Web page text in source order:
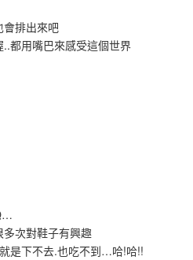
會排出來吧
都用嘴巴來感受這個世界
次對鞋子有興趣
是下不去.也吃不到…哈!哈!!